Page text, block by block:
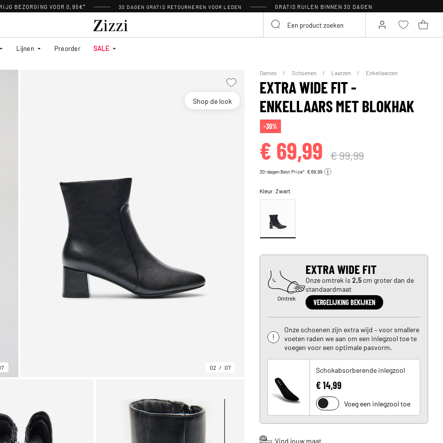
BEZORGING VOOR 0,95€* 30 DAGEN GRATIS RETOURNEREN VOOR LEDEN GRATIS RUILEN BINNEN 30 DAGEN
Lijnen Preorder SALE
Shop de look
02 07
Dames Schoenen Laarzen Enkellaarzen
EXTRA WIDE FIT -
ENKELLAARS MET BLOKHAK
-30%
€ 69,99 € 99,99
30-dagen Best Price*: € 69,99
Kleur:Zwart
Omtrek
EXTRA WIDE FIT
Onze omtrek is2,5 cm groter dan de
standaardmaat
VERGELIJKING BEKIJKEN
Onze schoenen zijn extra wijd – voor smallere
voeten raden we aan om een inlegzool toe te
voegen voor een optimale pasvorm.
Schokabsorberende inlegzool
€ 14,99
Voeg een inlegzool toe
Vind jouw maat